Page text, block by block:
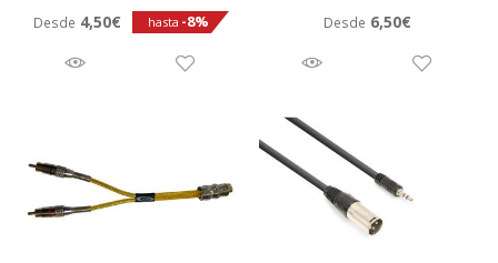
Desde 4,50€ hasta -8% Desde 6,50€